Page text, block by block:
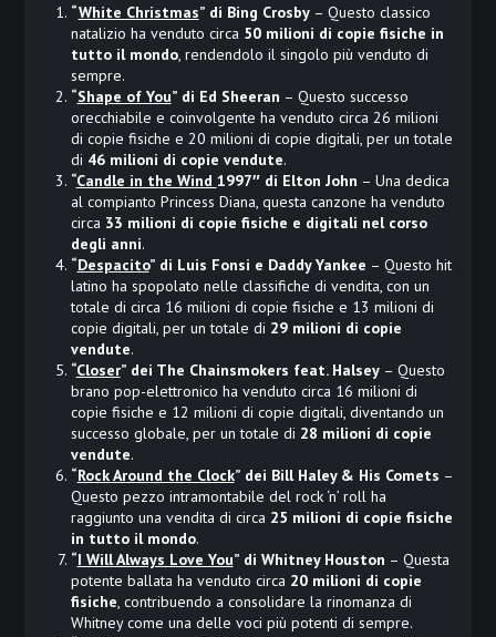
“White Christmas” di Bing Crosby– Questo classico
natalizio ha venduto circa 50 milioni di copie fisiche in
tutto il mondo, rendendolo il singolo più venduto di
sempre.
“Shape of You” di Ed Sheeran – Questo successo
orecchiabile e coinvolgente ha venduto circa 26 milioni
di copie fisiche e 20 milioni di copie digitali, per un totale
di 46 milioni di copie vendute.
“Candle in the Wind 1997″ di Elton John – Una dedica
al compianto Princess Diana, questa canzone ha venduto
circa 33 milioni di copie fisiche e digitali nel corso
degli anni.
“Despacito” di Luis Fonsi e Daddy Yankee – Questo hit
latino ha spopolato nelle classifiche di vendita, con un
totale di circa 16 milioni di copie fisiche e 13 milioni di
copie digitali, per un totale di 29 milioni di copie
vendute.
“Closer” dei The Chainsmokers feat. Halsey– Questo
brano pop-elettronico ha venduto circa 16 milioni di
copie fisiche e 12 milioni di copie digitali, diventando un
successo globale, per un totale di 28 milioni di copie
vendute.
“Rock Around the Clock” dei Bill Haley & His Comets –
Questo pezzo intramontabile del rock ‘n’ roll ha
raggiunto una vendita di circa 25 milioni di copie fisiche
in tutto il mondo.
“I Will Always Love You” di Whitney Houston – Questa
potente ballata ha venduto circa 20 milioni di copie
fisiche, contribuendo a consolidare la rinomanza di
Whitney come una delle voci più potenti di sempre.